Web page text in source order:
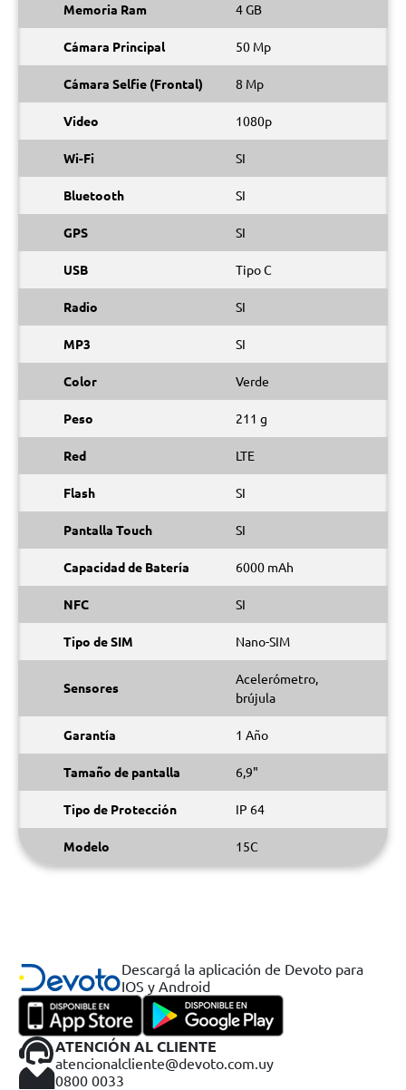
Memoria Ram 4 GB
Cámara Principal 50 Mp
Cámara Selfie (Frontal) 8 Mp
Video 1080p
Wi-Fi SI
Bluetooth SI
GPS SI
USB Tipo C
Radio SI
MP3 SI
Color Verde
Peso 211 g
Red LTE
Flash SI
Pantalla Touch SI
Capacidad de Batería 6000 mAh
NFC SI
Tipo de SIM Nano-SIM
Sensores
Acelerómetro,
brújula
Garantía 1 Año
Tamaño de pantalla 6,9"
Tipo de Protección IP 64
Modelo 15C
Descargá la aplicación de Devoto para
IOS y Android
ATENCIÓN AL CLIENTE
atencionalcliente@devoto.com.uy
0800 0033